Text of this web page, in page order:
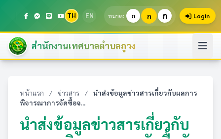
TH EN ขนาด: ก ก ก Login
สำนักงานเทศบาลตำบลภูวง
หน้าแรก / ข่าวสาร /
นำส่งข้อมูลข่าวสารเกี่ยวกับผลการ
พิจารณาการจัดซื้อจ...
นำส่งข้อมูลข่าวสารเกี่ยวกับ